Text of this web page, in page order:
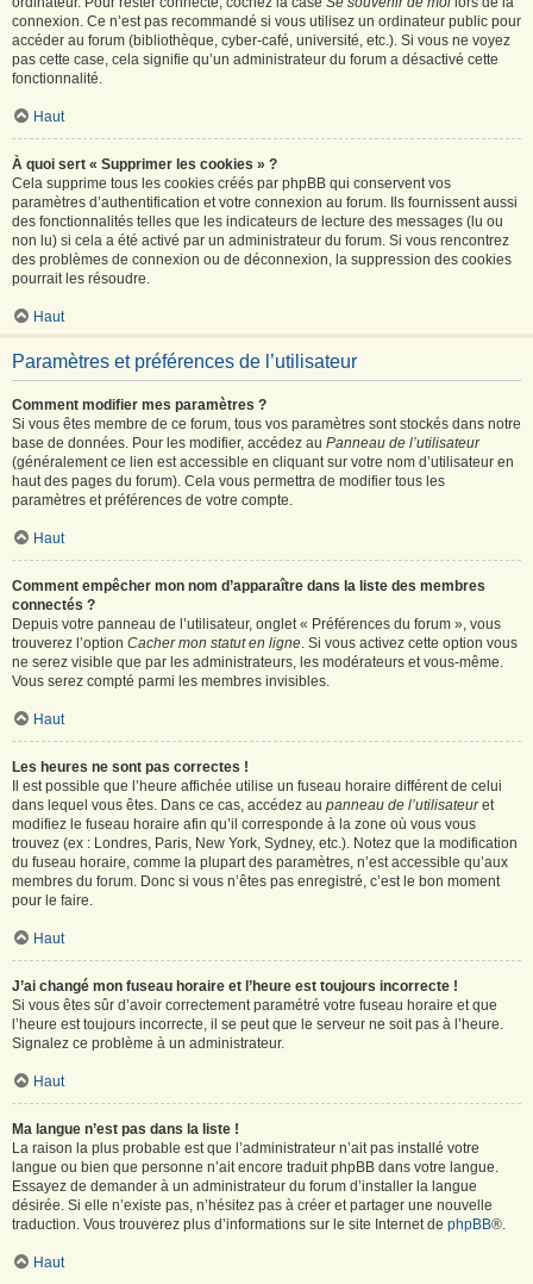
connexion. Ce n’est pas recommandé si vous utilisez un ordinateur public pour
accéder au forum (bibliothèque, cyber-café, université, etc.). Si vous ne voyez
pas cette case, cela signifie qu’un administrateur du forum a désactivé cette
fonctionnalité.
Haut
À quoi sert « Supprimer les cookies » ?
Cela supprime tous les cookies créés par phpBB qui conservent vos
paramètres d’authentification et votre connexion au forum. Ils fournissent aussi
des fonctionnalités telles que les indicateurs de lecture des messages (lu ou
non lu) si cela a été activé par un administrateur du forum. Si vous rencontrez
des problèmes de connexion ou de déconnexion, la suppression des cookies
pourrait les résoudre.
Haut
Paramètres et préférences de l’utilisateur
Comment modifier mes paramètres ?
Si vous êtes membre de ce forum, tous vos paramètres sont stockés dans notre
base de données. Pour les modifier, accédez au Panneau de l’utilisateur
(généralement ce lien est accessible en cliquant sur votre nom d’utilisateur en
haut des pages du forum). Cela vous permettra de modifier tous les
paramètres et préférences de votre compte.
Haut
Comment empêcher mon nom d’apparaître dans la liste des membres
connectés ?
Depuis votre panneau de l’utilisateur, onglet « Préférences du forum », vous
trouverez l’option Cacher mon statut en ligne. Si vous activez cette option vous
ne serez visible que par les administrateurs, les modérateurs et vous-même.
Vous serez compté parmi les membres invisibles.
Haut
Les heures ne sont pas correctes !
Il est possible que l’heure affichée utilise un fuseau horaire différent de celui
dans lequel vous êtes. Dans ce cas, accédez au panneau de l’utilisateuret
modifiez le fuseau horaire afin qu’il corresponde à la zone où vous vous
trouvez (ex : Londres, Paris, New York, Sydney, etc.). Notez que la modification
du fuseau horaire, comme la plupart des paramètres, n’est accessible qu’aux
membres du forum. Donc si vous n’êtes pas enregistré, c’est le bon moment
pour le faire.
Haut
J’ai changé mon fuseau horaire et l’heure est toujours incorrecte !
Si vous êtes sûr d’avoir correctement paramétré votre fuseau horaire et que
l’heure est toujours incorrecte, il se peut que le serveur ne soit pas à l’heure.
Signalez ce problème à un administrateur.
Haut
Ma langue n’est pas dans la liste !
La raison la plus probable est que l’administrateur n’ait pas installé votre
langue ou bien que personne n’ait encore traduit phpBB dans votre langue.
Essayez de demander à un administrateur du forum d’installer la langue
désirée. Si elle n’existe pas, n’hésitez pas à créer et partager une nouvelle
traduction. Vous trouverez plus d’informations sur le site Internet de phpBB®.
Haut